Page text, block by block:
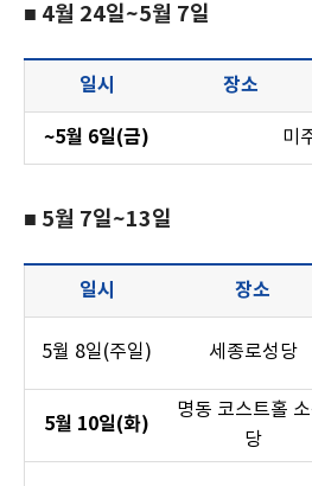
■ 4월 24일~5월 7일
일시 장소
~5월 6일(금) 미
■ 5월 7일~13일
일시 장소
5월 8일(주일) 세종로성당
5월 10일(화)
명동 코스트홀
당